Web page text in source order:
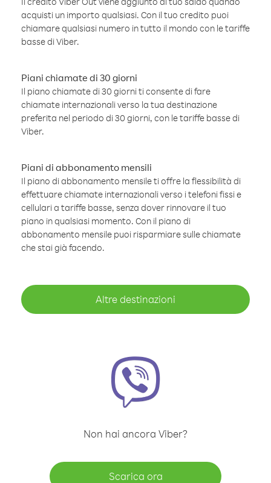
acquisti un importo qualsiasi. Con il tuo credito puoi
chiamare qualsiasi numero in tutto il mondo con le tariffe
basse di Viber.
Piani chiamate di 30 giorni
Il piano chiamate di 30 giorni ti consente di fare
chiamate internazionali verso la tua destinazione
preferita nel periodo di 30 giorni, con le tariffe basse di
Viber.
Piani di abbonamento mensili
Il piano di abbonamento mensile ti offre la flessibilità di
effettuare chiamate internazionali verso i telefoni fissi e
cellulari a tariffe basse, senza dover rinnovare il tuo
piano in qualsiasi momento. Con il piano di
abbonamento mensile puoi risparmiare sulle chiamate
che stai già facendo.
Altre destinazioni
Non hai ancora Viber?
Scarica ora